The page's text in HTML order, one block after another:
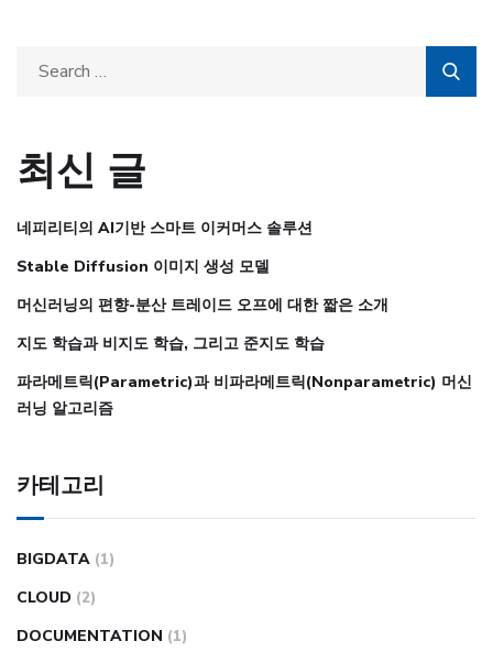
최신 글
네피리티의 AI기반 스마트 이커머스 솔루션
Stable Diffusion 이미지 생성 모델
머신러닝의 편향-분산 트레이드 오프에 대한 짧은 소개
지도 학습과 비지도 학습, 그리고 준지도 학습
파라메트릭(Parametric)과 비파라메트릭(Nonparametric) 머신
러닝 알고리즘
카테고리
BIGDATA (1)
CLOUD (2)
DOCUMENTATION (1)